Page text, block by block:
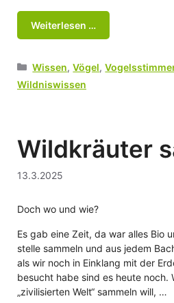
Weiterlesen …
Kategorien
Wissen,Vögel,
Wildniswissen
Wildkräuter
13.3.2025
Doch wo und wie?
Es gab eine Zeit, da war alles Bio
stelle sammeln und aus jedem
als wir noch in Einklang mit der
besucht habe sind es heute noch.
„zivilisierten Welt“ sammeln will, …